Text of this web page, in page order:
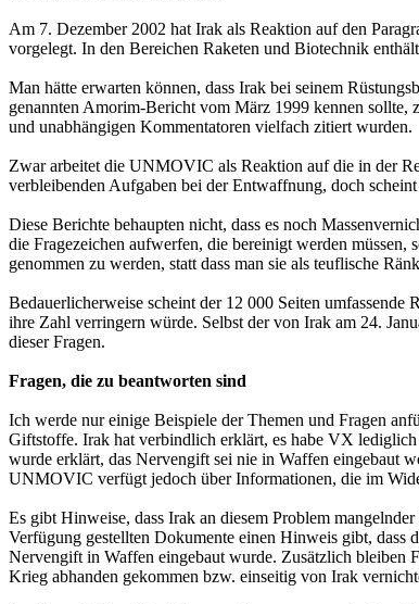
Am 7. Dezember 2002 hat Irak als Reaktion auf den
vorgelegt. In den Bereichen Raketen und Biotechnik
Man hätte erwarten können, dass Irak bei seinem
genannten Amorim-Bericht vom März 1999 kennen
und unabhängigen Kommentatoren vielfach zitiert wurden.
Zwar arbeitet die UNMOVIC als Reaktion auf die in der
verbleibenden Aufgaben bei der Entwaffnung, doch
Diese Berichte behaupten nicht, dass es noch
die Fragezeichen aufwerfen, die bereinigt werden müssen,
genommen zu werden, statt dass man sie als teuflische
Bedauerlicherweise scheint der 12 000 Seiten
ihre Zahl verringern würde. Selbst der von Irak am 24.
dieser Fragen.
Fragen, die zu beantworten sind
Ich werde nur einige Beispiele der Themen und Fragen
Giftstoffe. Irak hat verbindlich erklärt, es habe VX lediglich
wurde erklärt, das Nervengift sei nie in Waffen eingebaut
UNMOVIC verfügt jedoch über Informationen, die im
Es gibt Hinweise, dass Irak an diesem Problem
Verfügung gestellten Dokumente einen Hinweis gibt, dass
Nervengift in Waffen eingebaut wurde. Zusätzlich bleiben
Krieg abhanden gekommen bzw. einseitig von Irak